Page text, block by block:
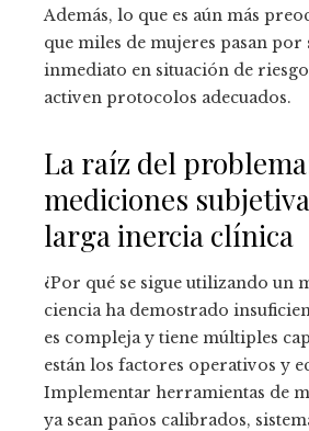
Además, lo que es aún más
que miles de mujeres pasan por
inmediato en situación de
activen protocolos adecuados.
La raíz del
mediciones
larga inercia clínica
¿Por qué se sigue utilizando un
ciencia ha demostrado
es compleja y tiene múltiples
están los factores operativos y
Implementar herramientas de
ya sean paños calibrados,